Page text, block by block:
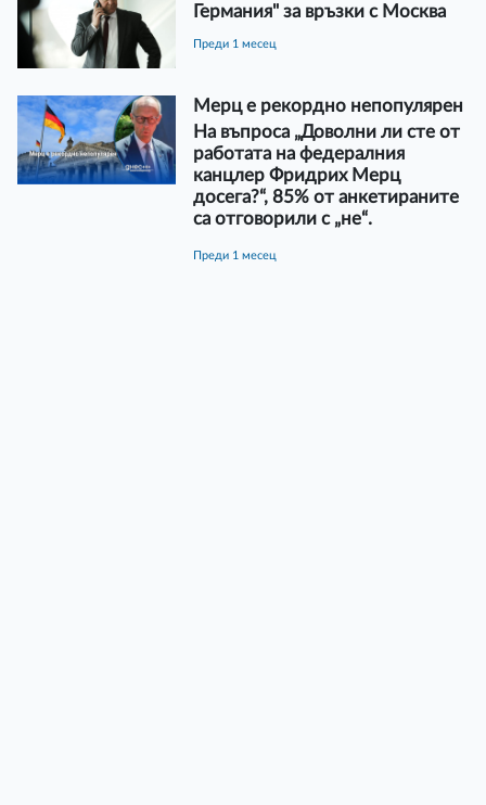
Германия" за връзки с Москва
преди 1 месец
Мерц е рекордно непопулярен
На въпроса „Доволни ли сте от
работата на федералния
канцлер Фридрих Мерц
досега?“, 85% от анкетираните
са отговорили с „не“.
преди 1 месец